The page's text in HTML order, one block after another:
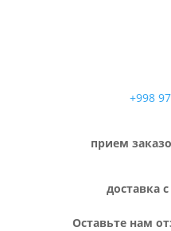
+998
прием
доставка
Оставьте нам